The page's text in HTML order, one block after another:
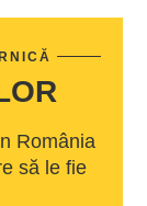
România
să le fie